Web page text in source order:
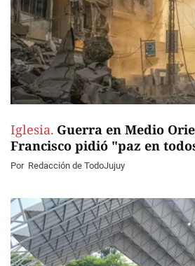
Iglesia. Guerra en Medio
Francisco pidió "paz en
Por Redacción de TodoJujuy